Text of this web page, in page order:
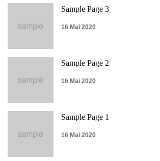
Sample Page 3
16 Mai 2020
Sample Page 2
16 Mai 2020
Sample Page 1
16 Mai 2020